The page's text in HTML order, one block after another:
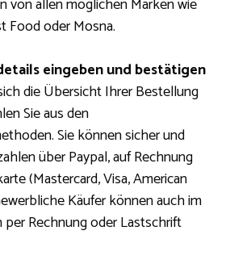
von allen möglichen Marken wie
Food oder Mosna.
eingeben und bestätigen
die Übersicht Ihrer Bestellung
Sie aus den
Sie können sicher und
über Paypal, auf Rechnung
(Mastercard, Visa, American
Käufer können auch im
per Rechnung oder Lastschrift